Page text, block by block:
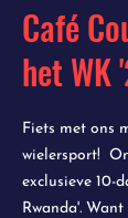
Fiets met ons
wielersport!
exclusieve 10-
Rwanda'.
Café
het WK